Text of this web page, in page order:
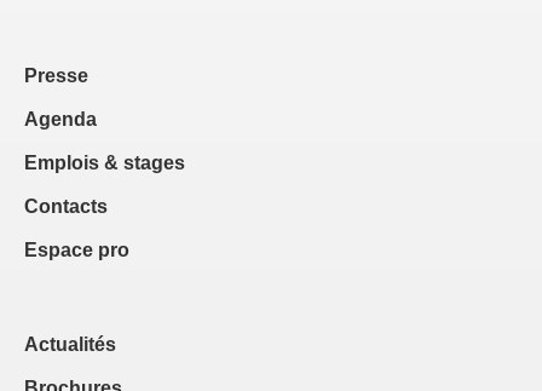
Presse
Agenda
Emplois & stages
Contacts
Espace pro
Actualités